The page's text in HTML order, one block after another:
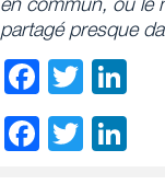
partagé presque
Twitter
Twitter